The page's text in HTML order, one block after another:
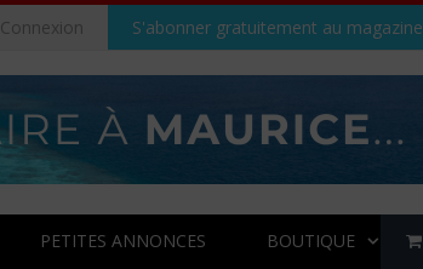
S'abonner gratuitement au magazine
Connexion
PETITES ANNONCES BOUTIQUE